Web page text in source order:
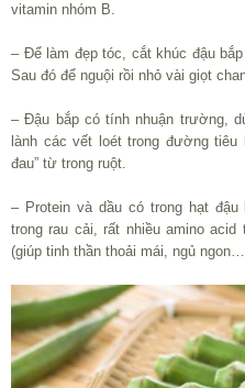
vitamin nhóm B.
– Để làm đẹp tóc, cắt khúc đậu
Sau đó để nguội rồi nhỏ vài giọt
– Đậu bắp có tính nhuận trường,
lành các vết loét trong đường tiêu
đau” từ trong ruột.
– Protein và dầu có trong hạt
trong rau cải, rất nhiều amino
(giúp tinh thần thoải mái, ngủ